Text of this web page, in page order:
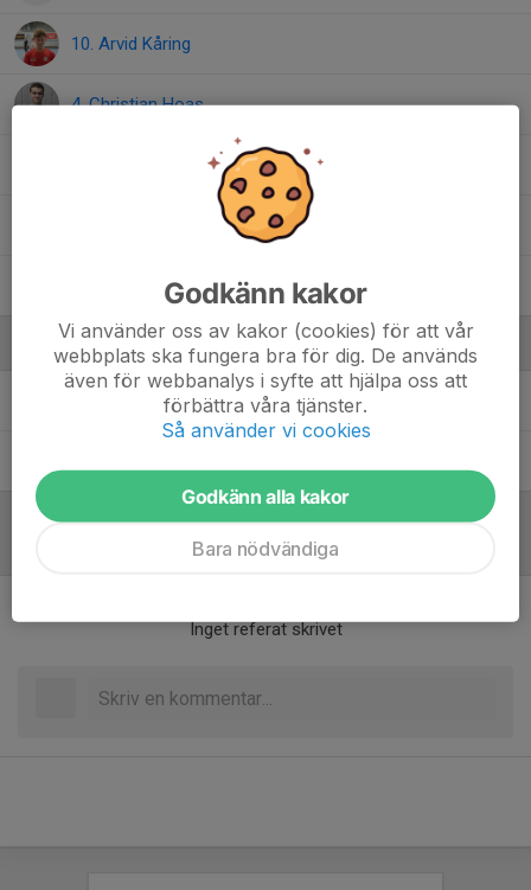
10. Arvid Kåring
4. Christian Hoas
12. Emil Sandberg
3. Svante Örtbrant
Ledare
Jan WahlénLagledare
Inget referat skrivet
Godkänn kakor
Vi använder oss av kakor (cookies) för att vår
webbplats ska fungera bra för dig. De används
även för webbanalys i syfte att hjälpa oss att
förbättra våra tjänster.
Så använder vi cookies
Godkänn alla kakor
Bara nödvändiga